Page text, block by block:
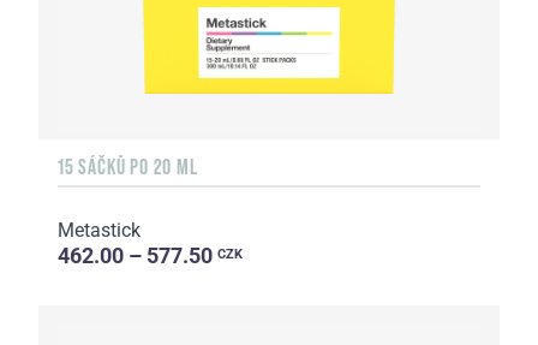
15 SÁČKŮ PO 20 ML
Metastick
462.00 – 577.50 CZK